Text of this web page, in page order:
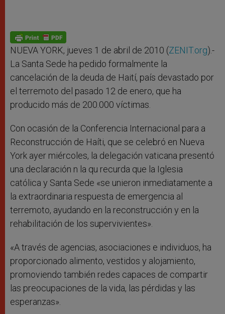
NUEVA YORK, jueves 1 de abril de 2010 (ZENIT.org).-
La Santa Sede ha pedido formalmente la
cancelación de la deuda de Haití, país devastado por
el terremoto del pasado 12 de enero, que ha
producido más de 200.000 víctimas.
Con ocasión de la Conferencia Internacional para a
Reconstrucción de Haíti, que se celebró en Nueva
York ayer miércoles, la delegación vaticana presentó
una declaración n la qu recurda que la Iglesia
católica y Santa Sede «se unieron inmediatamente a
la extraordinaria respuesta de emergencia al
terremoto, ayudando en la reconstrucción y en la
rehabilitación de los supervivientes».
«A través de agencias, asociaciones e individuos, ha
proporcionado alimento, vestidos y alojamiento,
promoviendo también redes capaces de compartir
las preocupaciones de la vida, las pérdidas y las
esperanzas».